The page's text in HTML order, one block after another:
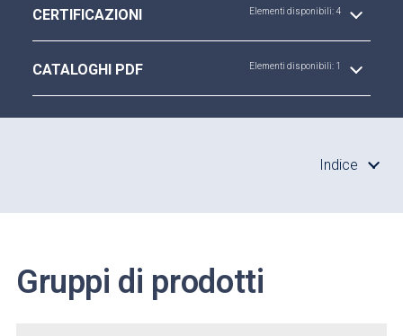
CERTIFICAZIONI Elementi disponibili: 4
CATALOGHI PDF Elementi disponibili: 1
Indice
Gruppi di prodotti